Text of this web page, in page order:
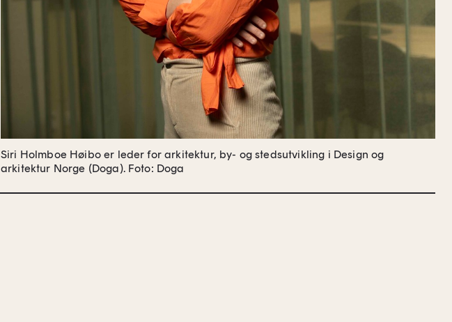
Siri Holmboe Høibo er leder for arkitektur, by- og stedsutvikling i Design og
arkitektur Norge (Doga).Foto: Doga